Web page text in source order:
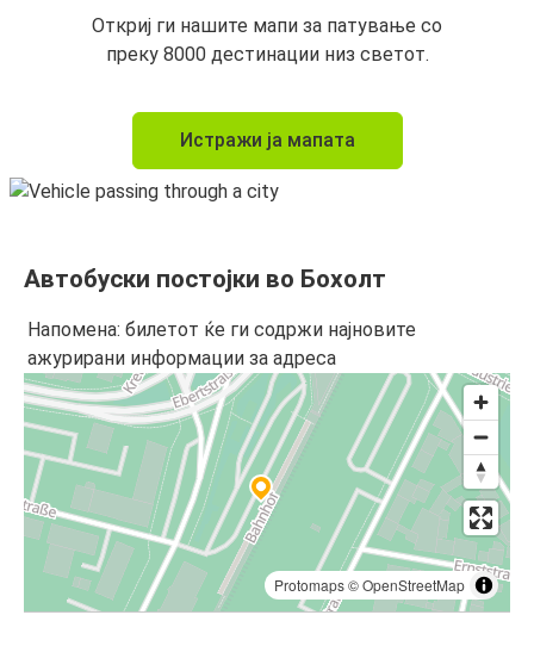
Откриј ги нашите мапи за патување со
преку 8000 дестинации низ светот.
Истражи ја мапата
Автобуски постојки во Бохолт
Напомена: билетот ќе ги содржи најновите
ажурирани информации за адреса
Protomaps©OpenStreetMap